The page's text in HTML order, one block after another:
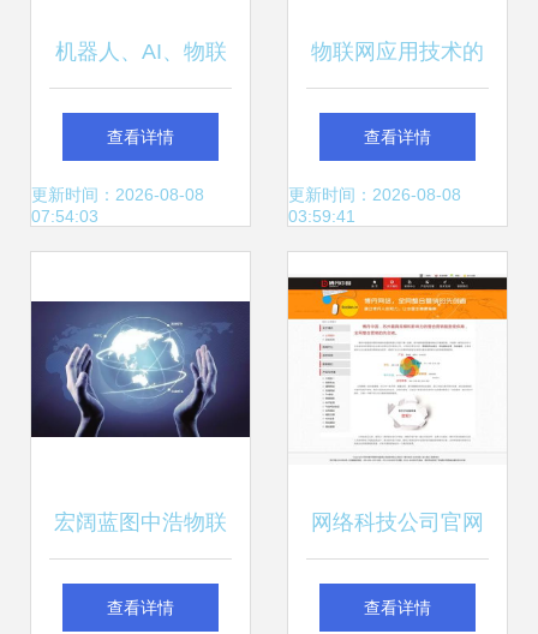
机器人、AI、物联
网多方崛起，如何
驱动半导体技术迈
查看详情
更新时间：2026-08-08
07:54:03
物联网应用技术的
发展历史
查看详情
更新时间：2026-08-08
03:59:41
宏阔蓝图中浩物联
科技与网络技术驱
查看详情
网络科技公司官网
技术开发成果展示
查看详情